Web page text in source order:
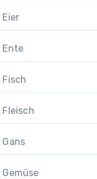
Ente
Fisch
Fleisch